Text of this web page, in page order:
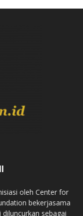
oleh Center for
bekerjasama
sebagai